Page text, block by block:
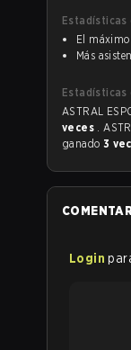
Estadísticas
El
Más
Estadísticas
veces .
ganado 3
Login